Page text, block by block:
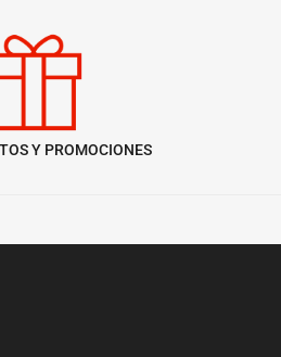
Y PROMOCIONES